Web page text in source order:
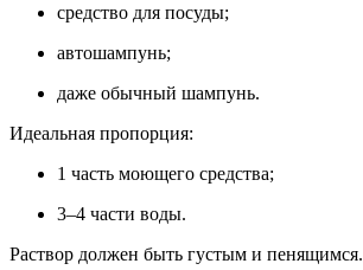
средство для посуды;
автошампунь;
даже обычный шампунь.
Идеальная пропорция:
1 часть моющего средства;
3–4 части воды.
Раствор должен быть густым и пенящимся.